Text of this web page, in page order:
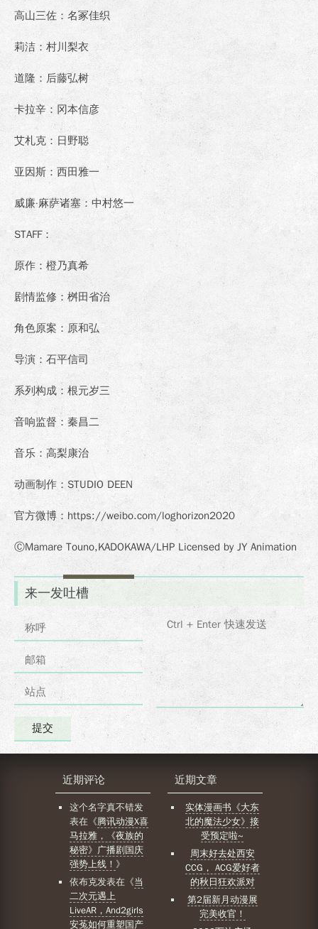
高山三佐：名冢佳织
莉洁：村川梨衣
道隆：后藤弘树
卡拉辛：冈本信彦
艾札克：日野聪
亚因斯：西田雅一
威廉·麻萨诸塞：中村悠一
STAFF：
原作：橙乃真希
剧情监修：桝田省治
角色原案：原和弘
导演：石平信司
系列构成：根元岁三
音响监督：秦昌二
音乐：高梨康治
动画制作：STUDIO DEEN
官方微博： https://weibo.com/loghorizon2020
ⒸMamare Touno,KADOKAWA/LHP Licensed by JY Animation
来一发吐槽
近期评论
这个名字真不错发
表在《腾讯动漫X喜
马拉雅，《夜族的
秘密》广播剧国庆
强势上线！ 》
依布克发表在《当
二次元遇上
LiveAR，And2girls
安菟如何重塑国产
近期文章
实体漫画书《大东
北的魔法少女》接
受预定啦~
周末好去处西安
CCG， ACG爱好者
的秋日狂欢派对
第2届新月动漫展
完美收官！